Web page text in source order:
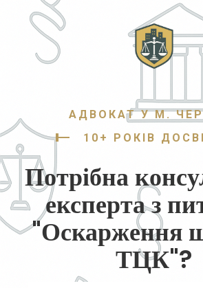
АДВОКАТ У М.
10+ РОКІВ
Потрібна
експерта з
"Оскарження
ТЦК"?